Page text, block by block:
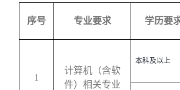
序号 专业要求 学历要
1
计算机（含软
件）相关专业
本科及以上